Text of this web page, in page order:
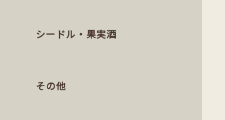
シードル・果実酒
その他